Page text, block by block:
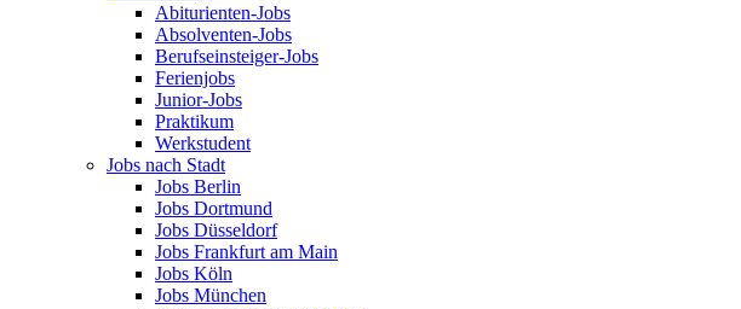
Abiturienten-Jobs
Absolventen-Jobs
Berufseinsteiger-Jobs
Ferienjobs
Junior-Jobs
Praktikum
Werkstudent
Jobs nach Stadt
Jobs Berlin
Jobs Dortmund
Jobs Düsseldorf
Jobs Frankfurt am Main
Jobs Köln
Jobs München